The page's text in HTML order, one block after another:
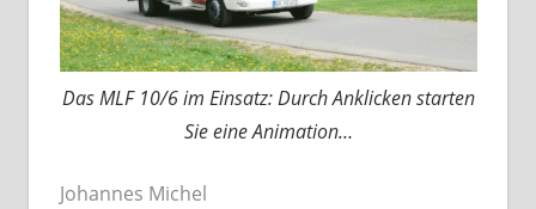
Das MLF 10/6 im Einsatz: Durch Anklicken starten
Sie eine Animation…
Johannes Michel